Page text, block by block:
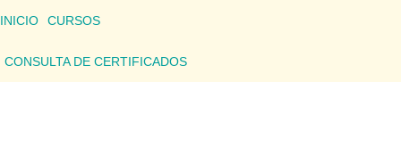
INICIO CURSOS
CONSULTA DE CERTIFICADOS